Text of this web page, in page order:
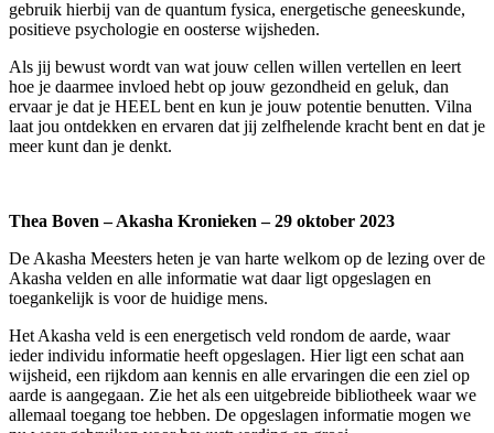
gebruik hierbij van de quantum fysica, energetische geneeskunde,
positieve psychologie en oosterse wijsheden.
Als jij bewust wordt van wat jouw cellen willen vertellen en leert
hoe je daarmee invloed hebt op jouw gezondheid en geluk, dan
ervaar je dat je HEEL bent en kun je jouw potentie benutten. Vilna
laat jou ontdekken en ervaren dat jij zelfhelende kracht bent en dat je
meer kunt dan je denkt.
Thea Boven – Akasha Kronieken – 29 oktober 2023
De Akasha Meesters heten je van harte welkom op de lezing over de
Akasha velden en alle informatie wat daar ligt opgeslagen en
toegankelijk is voor de huidige mens.
Het Akasha veld is een energetisch veld rondom de aarde, waar
ieder individu informatie heeft opgeslagen. Hier ligt een schat aan
wijsheid, een rijkdom aan kennis en alle ervaringen die een ziel op
aarde is aangegaan. Zie het als een uitgebreide bibliotheek waar we
allemaal toegang toe hebben. De opgeslagen informatie mogen we